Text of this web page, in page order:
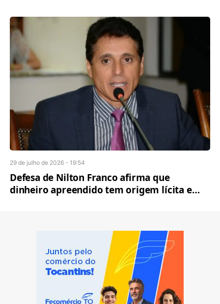
29 de julho de 2026 - 19:54
Defesa de Nilton Franco afirma que
dinheiro apreendido tem origem lícita e